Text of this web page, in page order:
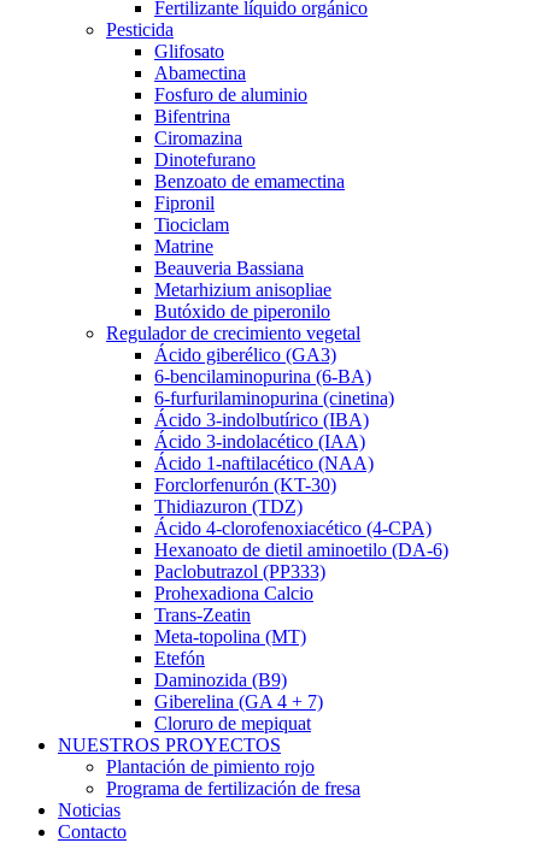
Fertilizante líquido orgánico
Pesticida
Glifosato
Abamectina
Fosfuro de aluminio
Bifentrina
Ciromazina
Dinotefurano
Benzoato de emamectina
Fipronil
Tiociclam
Matrine
Beauveria Bassiana
Metarhizium anisopliae
Butóxido de piperonilo
Regulador de crecimiento vegetal
Ácido giberélico (GA3)
6-bencilaminopurina (6-BA)
6-furfurilaminopurina (cinetina)
Ácido 3-indolbutírico (IBA)
Ácido 3-indolacético (IAA)
Ácido 1-naftilacético (NAA)
Forclorfenurón (KT-30)
Thidiazuron (TDZ)
Ácido 4-clorofenoxiacético (4-CPA)
Hexanoato de dietil aminoetilo (DA-6)
Paclobutrazol (PP333)
Prohexadiona Calcio
Trans-Zeatin
Meta-topolina (MT)
Etefón
Daminozida (B9)
Giberelina (GA 4 + 7)
Cloruro de mepiquat
NUESTROS PROYECTOS
Plantación de pimiento rojo
Programa de fertilización de fresa
Noticias
Contacto